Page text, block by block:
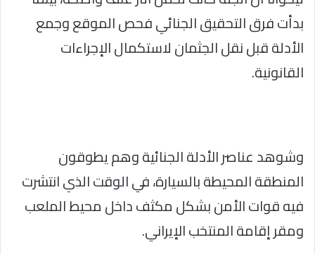
بدأت فرق التحقيق الجنائي فحص الموقع وجمع
الأدلة قبل نقل الجثمان لاستكمال الإجراءات
القانونية.
وشوهد عناصر الأدلة الجنائية وهم يطوقون
المنطقة المحيطة بالسيارة، في الوقت الذي انتشرت
فيه قوات الأمن بشكل مكثف داخل محيط الملعب
ومقر إقامة المنتخب الإيراني.